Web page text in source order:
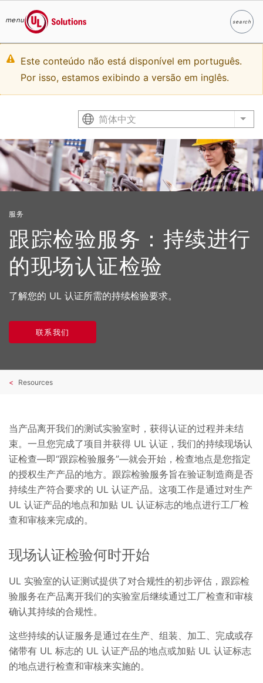
Skip to main content
menu
UL Solutions
searchSearch
Warning
message
Este conteúdo não está disponível em português.
Por isso, estamos exibindo a versão em inglês.
简体中文 List
服务
跟踪检验服务：持续进行
的现场认证检验
了解您的 UL 认证所需的持续检验要求。
联系我们
Resources
当产品离开我们的测试实验室时，获得认证的过程并未结
束。一旦您完成了项目并获得 UL 认证，我们的持续现场认
证检查—即“跟踪检验服务”—就会开始，检查地点是您指定
的授权生产产品的地方。跟踪检验服务旨在验证制造商是否
持续生产符合要求的 UL 认证产品。这项工作是通过对生产
UL 认证产品的地点和加贴 UL 认证标志的地点进行工厂检
查和审核来完成的。
现场认证检验何时开始
UL 实验室的认证测试提供了对合规性的初步评估，跟踪检
验服务在产品离开我们的实验室后继续通过工厂检查和审核
确认其持续的合规性。
这些持续的认证服务是通过在生产、组装、加工、完成或存
储带有 UL 标志的 UL 认证产品的地点或加贴 UL 认证标志
的地点进行检查和审核来实施的。